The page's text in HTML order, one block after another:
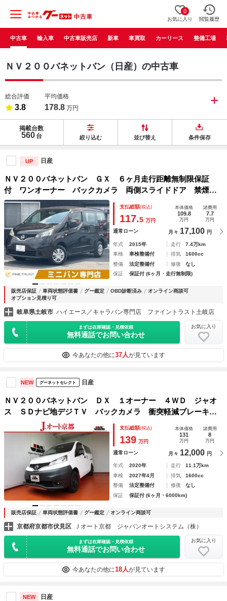
0
お気に入り 閲覧履歴
中古車 輸入車 中古車販売店 新車 車買取 カーリース 整備工場
ＮＶ２００バネットバン（日産）の中古車
総合評価
3.8
平均価格
178.8 万円
掲載台数
560 台 絞り込む 並び替え 条件保存
UP 日産
ＮＶ２００バネットバン ＧＸ ６ヶ月走行距離無制限保証
付 ワンオーナー バックカメラ 両側スライドドア 禁煙
車 ＳＤナビ ＥＴＣ 地デジＴＶ パワーウィンドウ キー
レス ＣＤ再生 ハロゲンランプ アンチロックブレーキシス
テム
支払総額(税込)
117.5 万円
本体価格
109.8
万円
諸費用
7.7
万円
通常ローン 月々 17,100 円
年式 2015年 走行
7.4万km
車検
車検整備付 排気
1600cc
整備
法定整備付 修復
なし
保証
保証付 (6ヶ月・走行無制限)
販売店保証 車両状態評価書 グー鑑定 OBD診断済み
オンライン商談可
オプション見積り可
岐阜県土岐市 ハイエース／キャラバン専門店 ファイントラスト土岐店
まずは在庫確認・見積依頼
無料通話でお問い合わせ
お気に入り
今あなたの他に37人が見ています
NEW グーネットセレクト 日産
ＮＶ２００バネットバン ＤＸ １オーナー ４ＷＤ ジャオ
ス ＳＤナビ地デジＴＶ バックカメラ 衝突軽減ブレーキ
車線逸脱警報 ドライブレコーダー 両側スライドドア ＥＴ
Ｃ シートヒーター スマートキー １４ＡＷ 横滑り防止機
支払総額(税込)
139 万円
本体価格
131
万円
諸費用
8
万円
通常ローン 月々 12,000 円
年式 2020年 走行
11.1万km
車検
2027年4月 排気
1600cc
整備
法定整備付 修復
なし
保証
保証付 (6ヶ月・6000km)
販売店保証 車両状態評価書 グー鑑定 オンライン商談可
京都府京都市伏見区 Ｊオート京都 ジャパンオートシステム（株）
まずは在庫確認・見積依頼
無料通話でお問い合わせ
お気に入り
今あなたの他に18人が見ています
NEW 日産